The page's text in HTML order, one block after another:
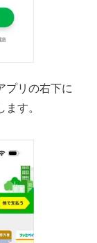
プリの右下に
す。